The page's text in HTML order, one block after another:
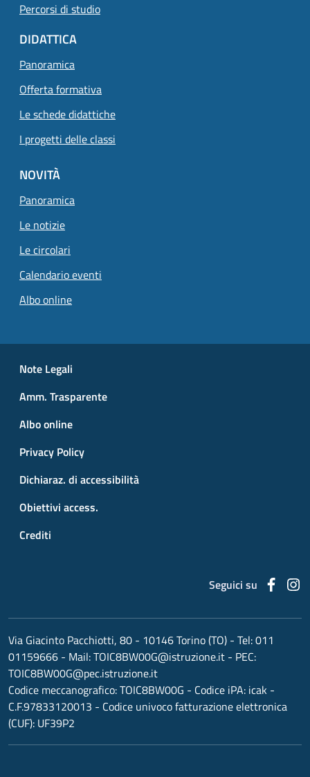
Percorsi di studio
DIDATTICA
Panoramica
Offerta formativa
Le schede didattiche
I progetti delle classi
NOVITÀ
Panoramica
Le notizie
Le circolari
Calendario eventi
Albo online
Small prints
Note Legali
Amm. Trasparente
Albo online
Privacy Policy
Dichiaraz. di accessibilità
Obiettivi access.
Crediti
Seguici su
Via Giacinto Pacchiotti, 80 - 10146 Torino (TO) - Tel:011
01159666 - Mail:TOIC8BW00G@istruzione.it - PEC:
TOIC8BW00G@pec.istruzione.it
Codice meccanografico:TOIC8BW00G - Codice iPA: icak -
C.F.97833120013 - Codice univoco fatturazione elettronica
(CUF): UF39P2